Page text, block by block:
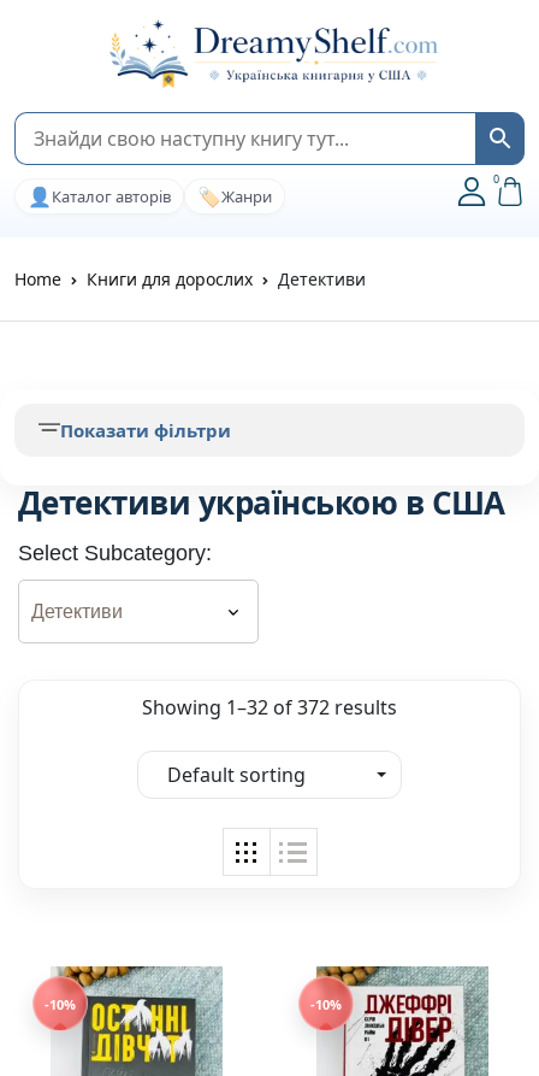
👤 Каталог авторів 🏷️Жанри
0
Home Книги для дорослих Детективи
Детективи українською в США
Select Subcategory:
Showing 1–32 of 372 results
Default sorting
-10% -10%
Показати фільтри